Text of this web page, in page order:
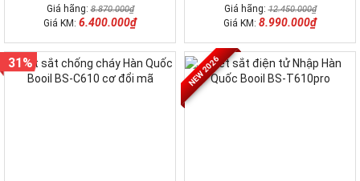
Giá hãng:8.870.000₫
Giá KM: 6.400.000₫
Giá hãng:12.450.000₫
Giá KM: 8.990.000₫
31% NEW 2026